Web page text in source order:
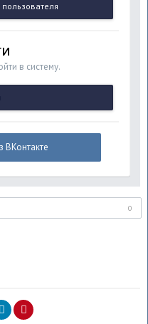
в систему.
ВКонтакте
0